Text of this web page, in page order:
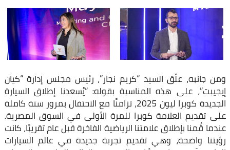
ومن جانبه، علّق السيد “كريم نجار”، رئيس مجلس إدارة “كيان
إيجيبت”، على هذه المناسبة بقوله: “يُسعدنا إطلاق السيارة
الجديدة كوبرا ليون 2025، تزامنًا مع الاحتفال بمرور سنة كاملة
على تقديم العلامة كوبرا للمرة الأولى في السوق المصرية.
عندما قُمنا بإطلاق علامتنا الرياضية الفاخرة قبل عام تقريبًا، كانت
رؤيتنا واضحة، وهي تقديم تجربة جديدة في عالم السيارات